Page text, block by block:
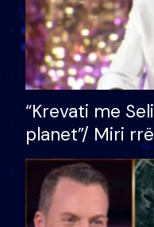
“Krevati me
planet”/ Miri
bukura në
mungojë zilja